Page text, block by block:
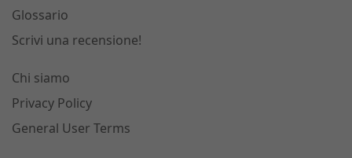
Glossario
Scrivi una recensione!
Chi siamo
Privacy Policy
General User Terms